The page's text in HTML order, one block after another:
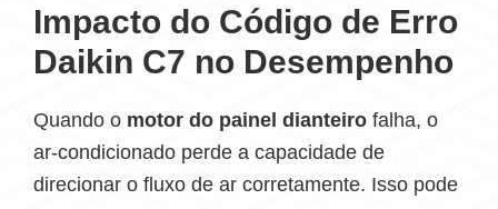
Impacto do Código de Erro
Daikin C7 no Desempenho
Quando o motor do painel dianteiro falha, o
ar-condicionado perde a capacidade de
direcionar o fluxo de ar corretamente. Isso pode